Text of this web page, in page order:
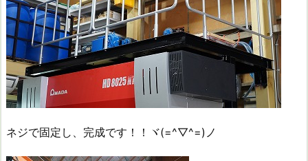
ネジで固定し、完成です！！ヾ(=^▽^=)ノ